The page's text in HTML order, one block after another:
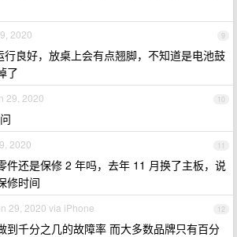
9
2020
良好，放桌上会有点翘脚，不知道是电池鼓
了
10
29, 2020
11
2020
件还是保修 2 年吗，去年 11 月换了主板，说
修时间
12
29, 2020 via iPhone
到千分之几的故障率 而大多数品牌只有百分